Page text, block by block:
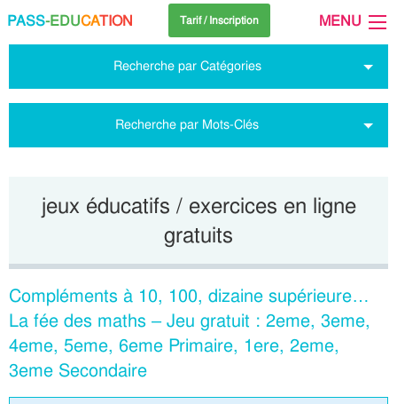
PASS-EDUCATION Tarif / Inscription MENU
Recherche par Catégories
Recherche par Mots-Clés
jeux éducatifs / exercices en ligne
gratuits
Compléments à 10, 100, dizaine supérieure…
La fée des maths – Jeu gratuit : 2eme, 3eme,
4eme, 5eme, 6eme Primaire, 1ere, 2eme,
3eme Secondaire